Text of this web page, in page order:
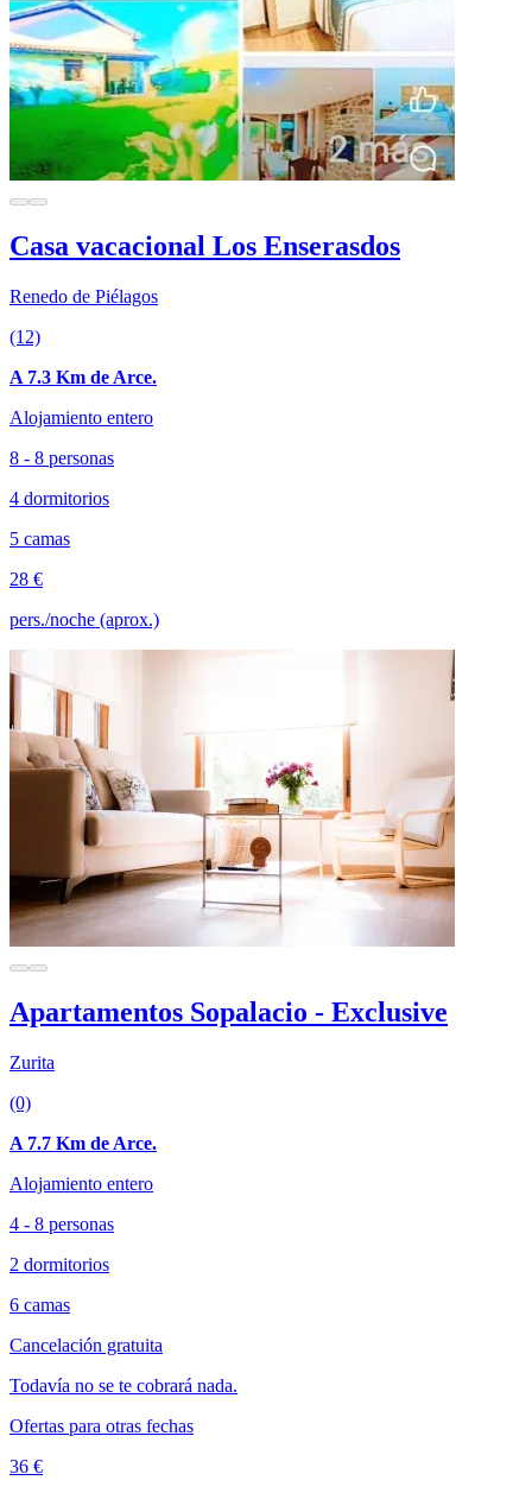
Casa vacacional Los Enserasdos
Renedo de Piélagos
(12)
A 7.3 Km de Arce.
Alojamiento entero
8 - 8 personas
4 dormitorios
5 camas
28 €
pers./noche (aprox.)
Apartamentos Sopalacio - Exclusive
Zurita
(0)
A 7.7 Km de Arce.
Alojamiento entero
4 - 8 personas
2 dormitorios
6 camas
Cancelación gratuita
Todavía no se te cobrará nada.
Ofertas para otras fechas
36 €